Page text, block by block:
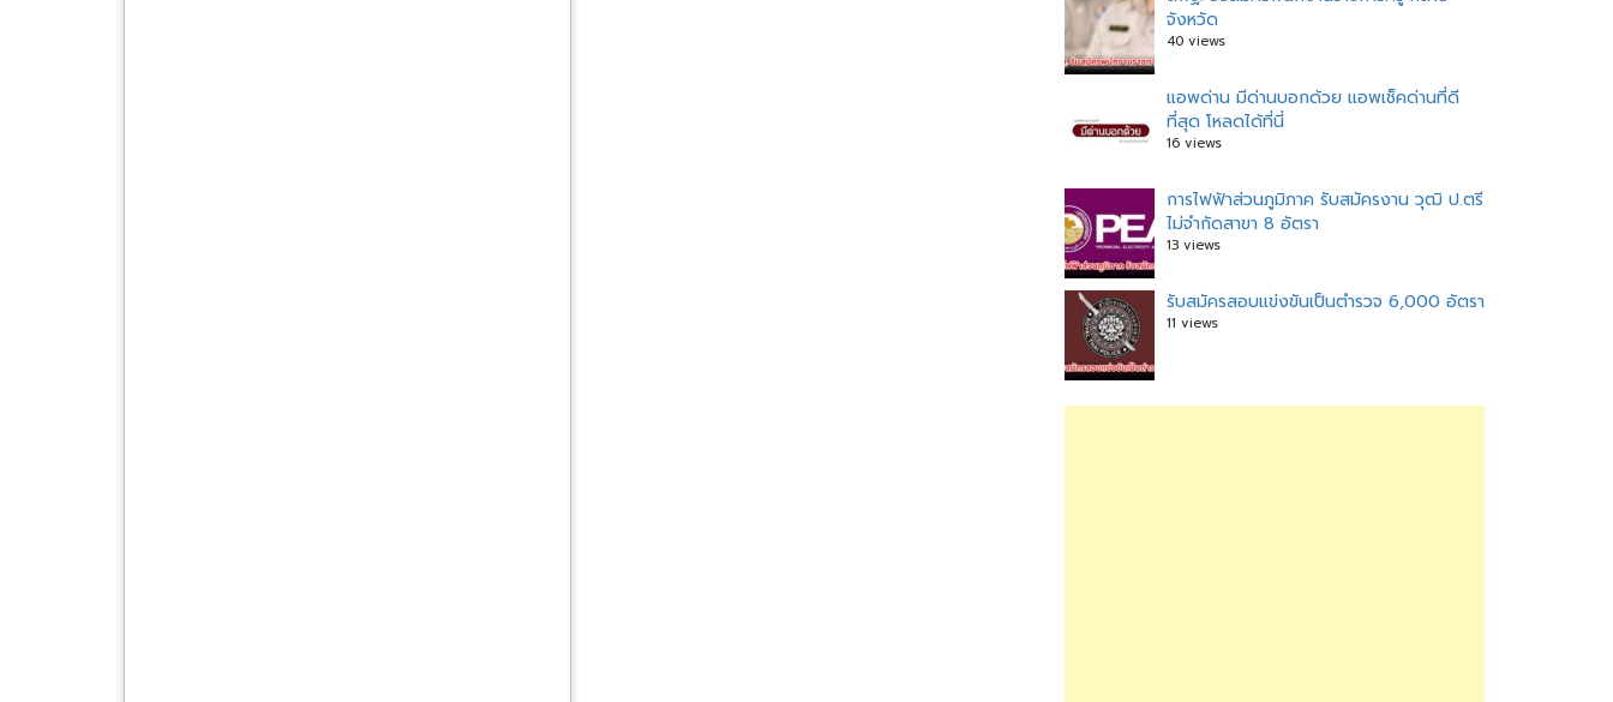
จังหวัด
40 views
แอพด่าน มีด่านบอกด้วย แอพเช็คด่านที่ดี
ที่สุด โหลดได้ที่นี่
16 views
การไฟฟ้าส่วนภูมิภาค รับสมัครงาน วุฒิ ป.ตรี
ไม่จำกัดสาขา 8 อัตรา
13 views
รับสมัครสอบแข่งขันเป็นตำรวจ 6,000 อัตรา
11 views